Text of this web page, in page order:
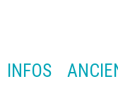
INFOS